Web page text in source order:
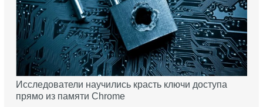
Исследователи научились красть ключи доступа
прямо из памяти Chrome